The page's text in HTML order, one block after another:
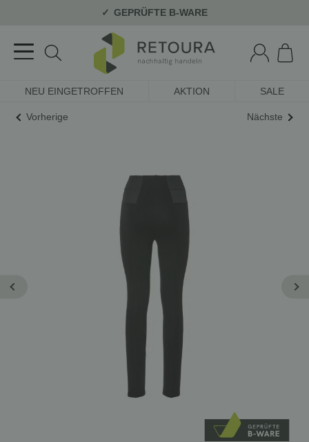
GEPRÜFTE B-WARE
NEU EINGETROFFEN AKTION SALE
Vorherige Nächste